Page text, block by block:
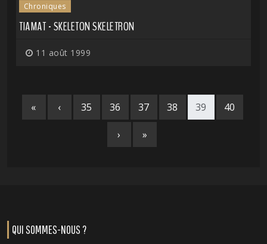
Chroniques
TIAMAT - SKELETON SKELETRON
11 août 1999
« ‹ 35 36 37 38 39 40
› »
QUI SOMMES-NOUS ?